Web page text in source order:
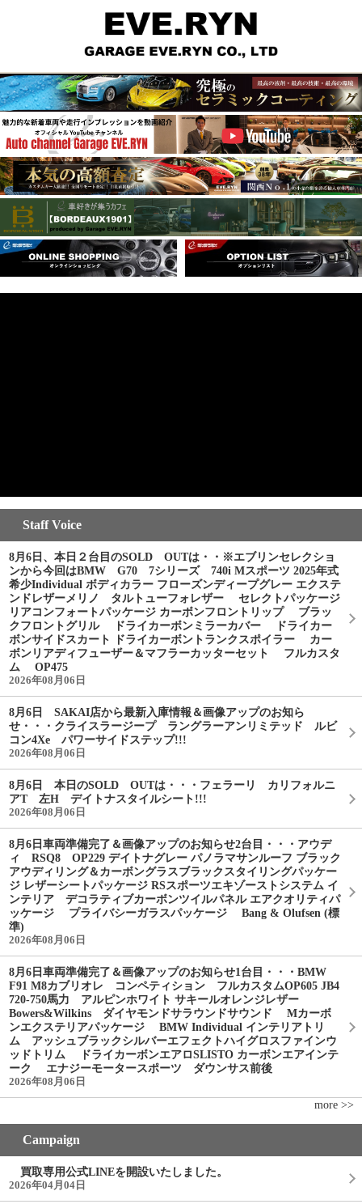
Staff Voice
8月6日、本日２台目のSOLD OUTは・・※エブリンセレクショ
ンから今回はBMW G70 7シリーズ 740i Mスポーツ 2025年式
希少Individual ボディカラー フローズンディープグレー エクステ
ンドレザーメリノ タルトューフォレザー セレクトパッケージ
リアコンフォートパッケージ カーボンフロントリップ ブラッ
クフロントグリル ドライカーボンミラーカバー ドライカー
ボンサイドスカート ドライカーボントランクスポイラー カー
ボンリアディフューザー＆マフラーカッターセット フルカスタ
ム OP475
2026年08月06日
8月6日 SAKAI店から最新入庫情報＆画像アップのお知ら
せ・・・クライスラージープ ラングラーアンリミテッド ルビ
コン4Xe パワーサイドステップ!!!
2026年08月06日
8月6日 本日のSOLD OUTは・・・フェラーリ カリフォルニ
アT 左H デイトナスタイルシート!!!
2026年08月06日
8月6日車両準備完了＆画像アップのお知らせ2台目・・・アウデ
ィ RSQ8 OP229 デイトナグレー パノラマサンルーフ ブラック
アウディリング＆カーボングラスブラックスタイリングパッケー
ジ レザーシートパッケージ RSスポーツエキゾーストシステム イ
ンテリア デコラティブカーボンツイルパネル エアクオリティパ
ッケージ プライバシーガラスパッケージ Bang & Olufsen (標
準)
2026年08月06日
8月6日車両準備完了＆画像アップのお知らせ1台目・・・BMW
F91 M8カブリオレ コンペティション フルカスタムOP605 JB4
720-750馬力 アルピンホワイト サキールオレンジレザー
Bowers&Wilkins ダイヤモンドサラウンドサウンド Mカーボ
ンエクステリアパッケージ BMW Individual インテリアトリ
ム アッシュブラックシルバーエフェクトハイグロスファインウ
ッドトリム ドライカーボンエアロSLISTO カーボンエアインテ
ーク エナジーモータースポーツ ダウンサス前後
2026年08月06日
more >>
Campaign
買取専用公式LINEを開設いたしました。
2026年04月04日